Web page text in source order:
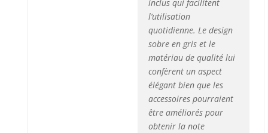
inclus qui facilitent
l’utilisation
quotidienne. Le design
sobre en gris et le
matériau de qualité lui
confèrent un aspect
élégant bien que les
accessoires pourraient
être améliorés pour
obtenir la note